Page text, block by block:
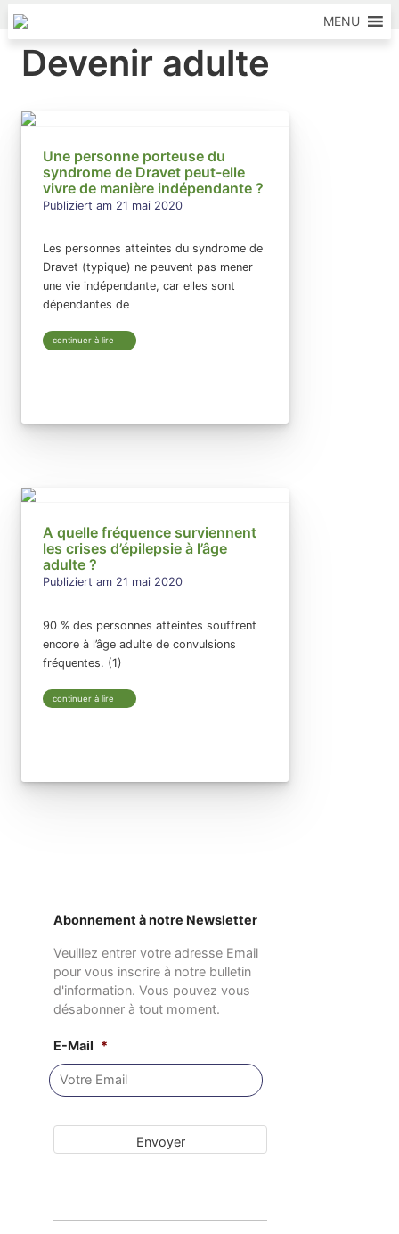
Skip to content
MENU
Devenir adulte
Une personne porteuse du
syndrome de Dravet peut-elle
vivre de manière indépendante ?
Publiziert am 21 mai 2020
Les personnes atteintes du syndrome de
Dravet (typique) ne peuvent pas mener
une vie indépendante, car elles sont
dépendantes de
continuer à lire
A quelle fréquence surviennent
les crises d’épilepsie à l’âge
adulte ?
Publiziert am 21 mai 2020
90 % des personnes atteintes souffrent
encore à l’âge adulte de convulsions
fréquentes. (1)
continuer à lire
Abonnement à notre Newsletter
Veuillez entrer votre adresse Email
pour vous inscrire à notre bulletin
d'information. Vous pouvez vous
désabonner à tout moment.
E-Mail *